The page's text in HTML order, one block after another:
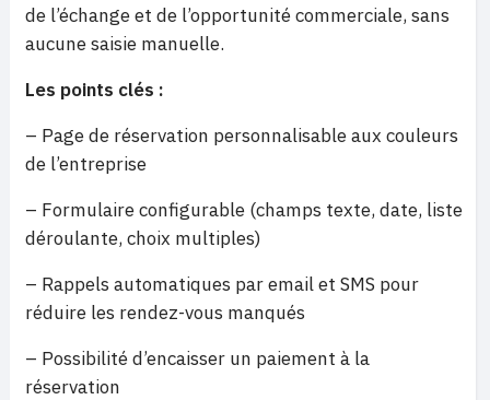
de l’échange et de l’opportunité commerciale, sans
aucune saisie manuelle.
Les points clés :
– Page de réservation personnalisable aux couleurs
de l’entreprise
– Formulaire configurable (champs texte, date, liste
déroulante, choix multiples)
– Rappels automatiques par email et SMS pour
réduire les rendez-vous manqués
– Possibilité d’encaisser un paiement à la
réservation